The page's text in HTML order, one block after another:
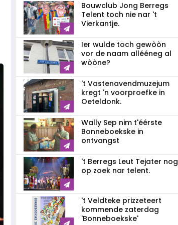
Bouwclub Jong Berregs
Telent toch nie nar 't
Vierkantje.
Ier wulde toch gewòòn
vor de naam allééneg al
wòòne?
't Vastenavendmuzejum
kregt 'n voorproefke in
Oeteldonk.
Wally Sep nim t'éérste
Bonneboekske in
ontvangst
't Berregs Leut Tejater nog
op zoek nar telent.
't Veldteke prizzeteert
kommende zaterdag
'Bonneboekske'